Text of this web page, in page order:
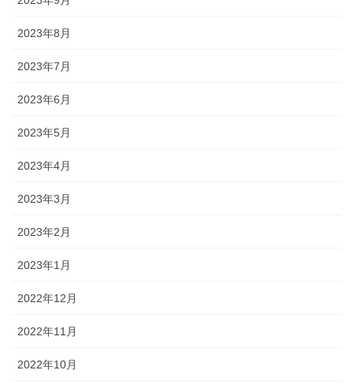
2023年8月
2023年7月
2023年6月
2023年5月
2023年4月
2023年3月
2023年2月
2023年1月
2022年12月
2022年11月
2022年10月